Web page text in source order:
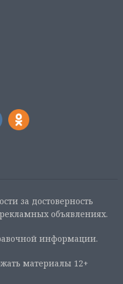
за достоверность
объявлениях.
информации.
материалы 12+